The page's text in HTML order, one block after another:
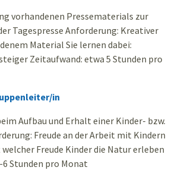
vorhandenen Pressematerials zur
Tagespresse Anforderung: Kreativer
Material Sie lernen dabei:
Zeitaufwand: etwa 5 Stunden pro
in
Aufbau und Erhalt einer Kinder- bzw.
Freude an der Arbeit mit Kindern
Freude Kinder die Natur erleben
Stunden pro Monat